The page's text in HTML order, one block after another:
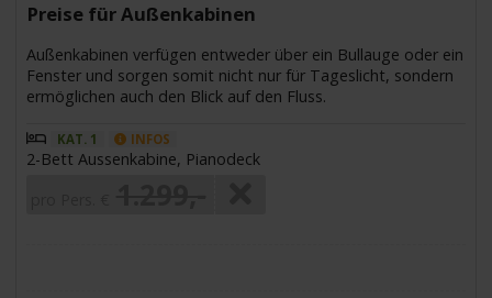
Preise für Außenkabinen
Außenkabinen verfügen entweder über ein Bullauge oder ein
Fenster und sorgen somit nicht nur für Tageslicht, sondern
ermöglichen auch den Blick auf den Fluss.
KAT. 1 INFOS
2-Bett Aussenkabine, Pianodeck